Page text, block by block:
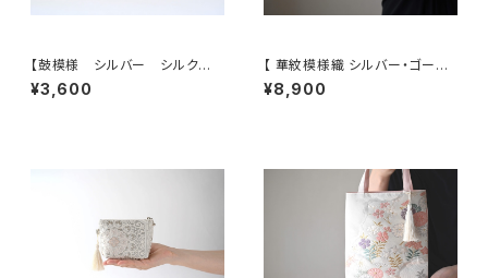
【鼓模様 シルバー シルク帯リ
メイク バッグチャーム型スクエ
アポーチ】メイクポーチ 旅
¥3,600
【 華紋模様織 シルバー・ゴール
ド 帯リメイク トート型バッグ】
日常使い、結婚式、パーティー、
¥8,900